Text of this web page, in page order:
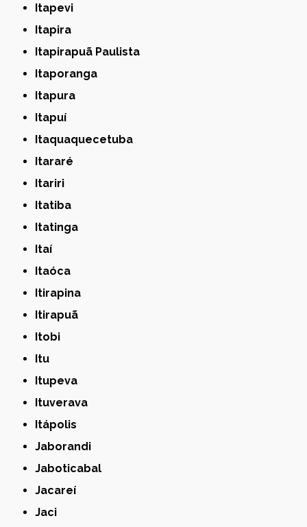
Itapevi
Itapira
Itapirapuã Paulista
Itaporanga
Itapura
Itapuí
Itaquaquecetuba
Itararé
Itariri
Itatiba
Itatinga
Itaí
Itaóca
Itirapina
Itirapuã
Itobi
Itu
Itupeva
Ituverava
Itápolis
Jaborandi
Jaboticabal
Jacareí
Jaci